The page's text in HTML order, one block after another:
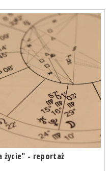
życie" - reportaż